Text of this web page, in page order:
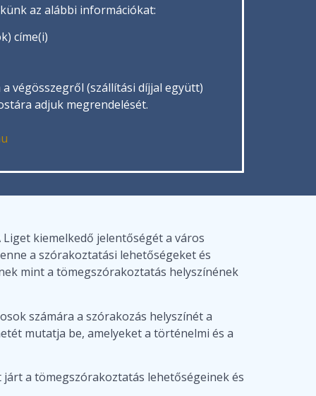
az alábbi információkat:
címe(i)
végösszegről (szállítási díjjal együtt)
adjuk megrendelését.
kiemelkedő jelentőségét a város
a szórakoztatási lehetőségeket és
mint a tömegszórakoztatás helyszínének
számára a szórakozás helyszínét a
mutatja be, amelyeket a történelmi és a
járt a tömegszórakoztatás lehetőségeinek és